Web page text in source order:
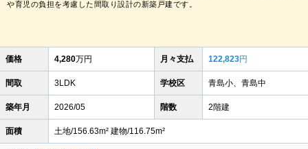
や育児の負担を考慮した間取り設計の新築戸建です。
価格 4,280万円 月々支払 122,823円
間取 3LDK 学校区 青島小、青島中
築年月 2026/05 階数 2階建
面積 土地/156.63m² 建物/116.75m²